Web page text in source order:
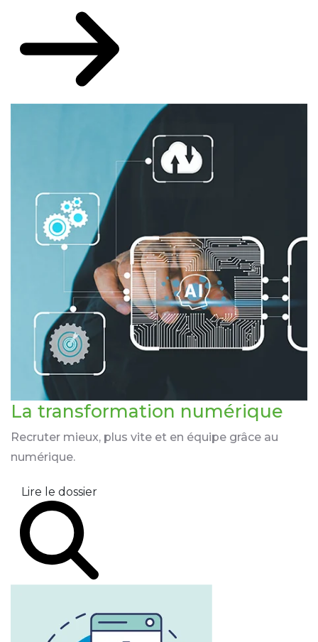
La transformation numérique
Recruter mieux, plus vite et en équipe grâce au
numérique.
Lire le dossier